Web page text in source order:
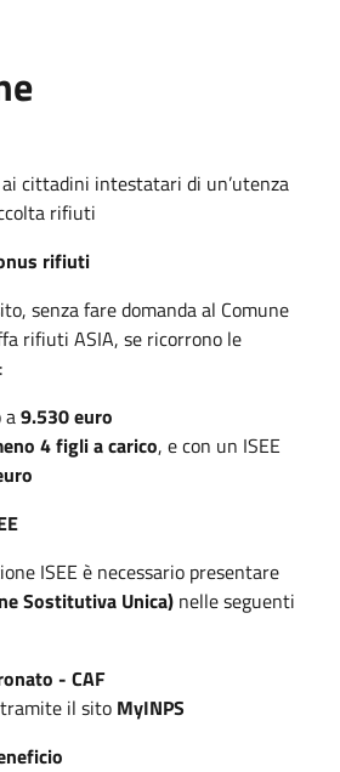
cittadini intestatari di un’utenza
rifiuti
rifiuti
senza fare domanda al Comune
rifiuti ASIA, se ricorrono le
a9.530 euro
4 figli a carico, e con un ISEE
ISEE è necessario presentare
Sostitutiva Unica) nelle seguenti
- CAF
il sito MyINPS